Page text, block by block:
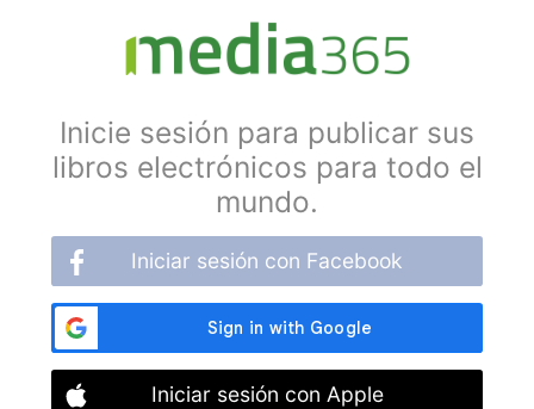
Inicie sesión para publicar sus
libros electrónicos para todo el
mundo.
Iniciar sesión con Facebook
Iniciar sesión con Apple